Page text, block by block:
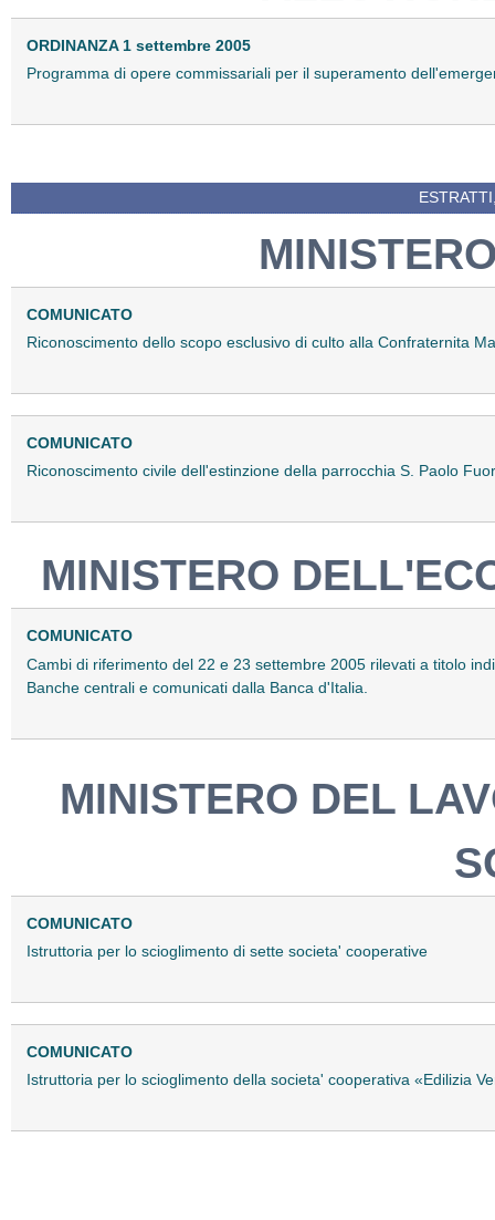
ORDINANZA 1 settembre 2005
Programma di opere commissariali per il superamento
COMUNICATO
Riconoscimento dello scopo esclusivo di culto alla Confraternita
COMUNICATO
Riconoscimento civile dell'estinzione della parrocchia S. Paolo
MINISTERO
COMUNICATO
Cambi di riferimento del 22 e 23 settembre 2005 rilevati a titolo
Banche centrali e comunicati dalla Banca d'Italia.
MINISTERO DEL
COMUNICATO
Istruttoria per lo scioglimento di sette societa' cooperative
COMUNICATO
Istruttoria per lo scioglimento della societa' cooperativa «Edilizia